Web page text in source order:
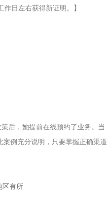
日左右获得新证明。】
后，她提前在线预约了业务。当
例充分说明，只要掌握正确渠道
区有所